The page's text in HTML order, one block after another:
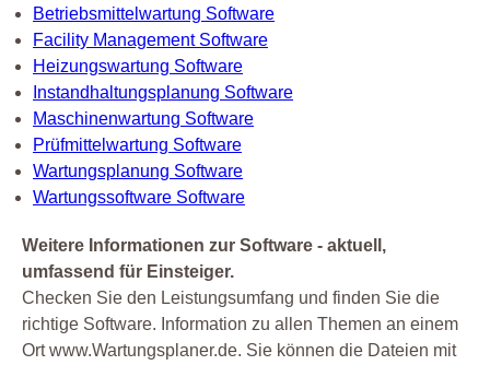
Betriebsmittelwartung Software
Facility Management Software
Heizungswartung Software
Instandhaltungsplanung Software
Maschinenwartung Software
Prüfmittelwartung Software
Wartungsplanung Software
Wartungssoftware Software
Weitere Informationen zur Software - aktuell,
umfassend für Einsteiger.
Checken Sie den Leistungsumfang und finden Sie die
richtige Software. Information zu allen Themen an einem
Ort www.Wartungsplaner.de. Sie können die Dateien mit